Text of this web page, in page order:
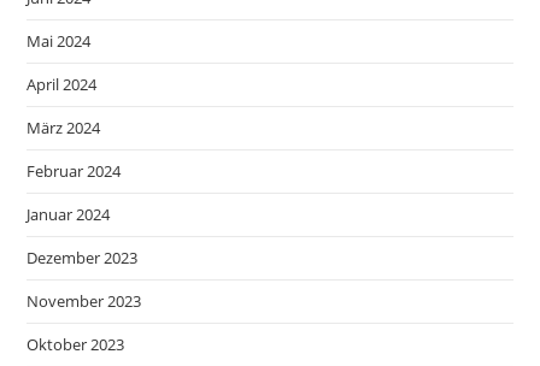
Mai 2024
April 2024
März 2024
Februar 2024
Januar 2024
Dezember 2023
November 2023
Oktober 2023